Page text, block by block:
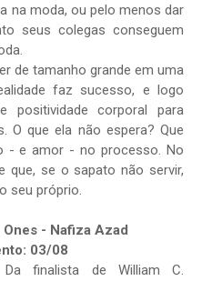
na moda, ou pelo menos dar
seus colegas conseguem
de tamanho grande em uma
faz sucesso, e logo
corporal para
O que ela não espera? Que
- e amor - no processo. No
que, se o sapato não servir,
seu próprio.
- Nafiza Azad
03/08
Da finalista de William C.